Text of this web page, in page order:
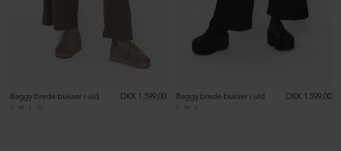
S M L XL
Baggy brede bukser i uld DKK 1.599,00
S M L
Baggy brede bukser i uld DKK 1.599,00